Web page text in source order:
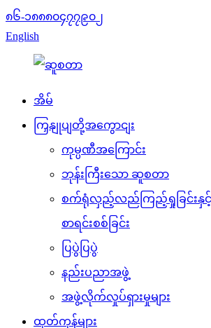
၈၆-၁၈၈၈၀၄၇၇၉၀၂
English
အိမ်
ကြှနျုပျတို့အကွောငျး
ကုမ္ပဏီအကြောင်း
ဘုန်းကြီးသော ဆူစတာ
စက်ရုံလှည့်လည်ကြည့်ရှုခြင်းနှ
စာရင်းစစ်ခြင်း
ပြပွဲပြပွဲ
နည်းပညာအဖွဲ့
အဖွဲ့လိုက်လှုပ်ရှားမှုများ
ထုတ်ကုန်များ